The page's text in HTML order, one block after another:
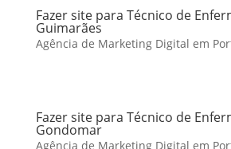
Fazer site para Técnico de
Guimarães
Agência de Marketing Digital em
Fazer site para Técnico de
Gondomar
Agência de Marketing Digital em